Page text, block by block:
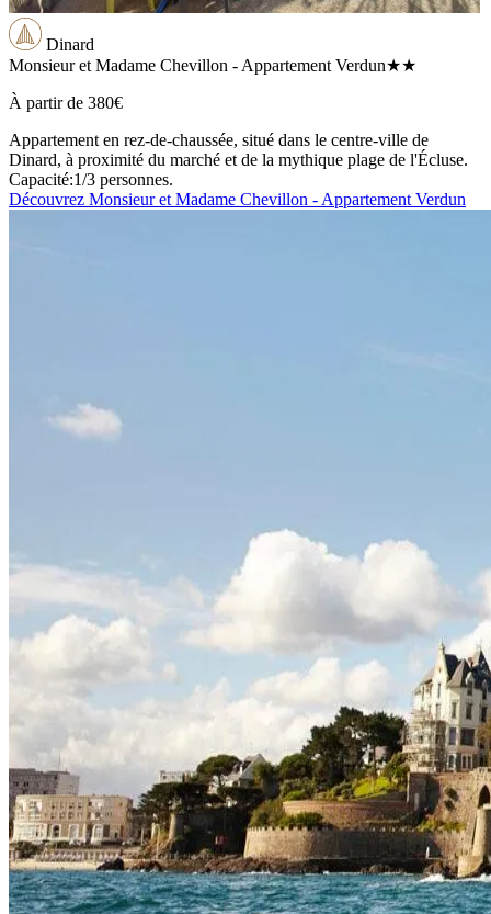
Dinard
Monsieur et Madame Chevillon - Appartement Verdun★★
À partir de 380€
Appartement en rez-de-chaussée, situé dans le centre-ville de
Dinard, à proximité du marché et de la mythique plage de l'Écluse.
Capacité:1/3 personnes.
Découvrez Monsieur et Madame Chevillon - Appartement Verdun